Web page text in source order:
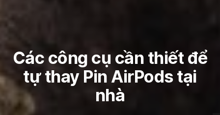
Các công cụ cần thiết để
tự thay Pin AirPods tại
nhà